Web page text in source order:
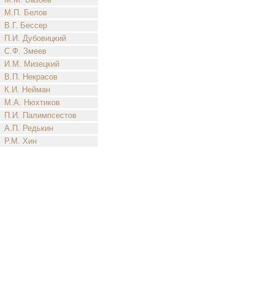
М.П. Белов
В.Г. Бессер
П.И. Дубовицкий
С.Ф. Змеев
И.М. Мизецкий
В.П. Некрасов
К.И. Нейман
М.А. Нюхтиков
П.И. Палимпсестов
А.П. Редькин
Р.М. Хин